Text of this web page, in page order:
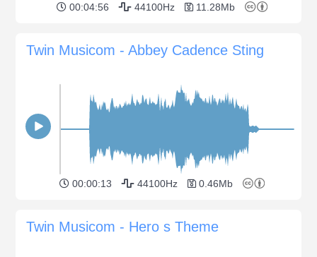
00:04:56 44100Hz 11.28Mb
Twin Musicom - Abbey Cadence Sting
00:00:13 44100Hz 0.46Mb
Twin Musicom - Hero s Theme